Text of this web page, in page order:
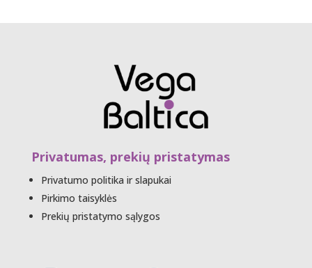
Privatumas, prekių pristatymas
Privatumo politika ir slapukai
Pirkimo taisyklės
Prekių pristatymo sąlygos